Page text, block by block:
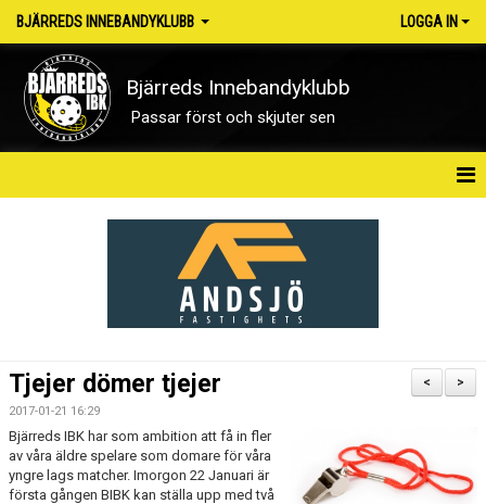
BJÄRREDS INNEBANDYKLUBB LOGGA IN
Bjärreds Innebandyklubb
Passar först och skjuter sen
KALENDER
MATCHER
MEDLEM
>
<
Tjejer dömer tjejer
2017-01-21 16:29
Bjärreds IBK har som ambition att få in fler
av våra äldre spelare som domare för våra
yngre lags matcher. Imorgon 22 Januari är
första gången BIBK kan ställa upp med två